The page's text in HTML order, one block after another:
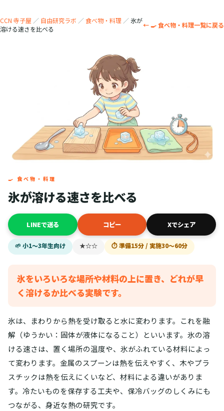
CCN 寺子屋 ／ 自由研究ラボ ／食べ物・料理 ／氷が
溶ける速さを比べる
← 🍳 食べ物・料理一覧に戻る
🍳 食べ物・料理
氷が溶ける速さを比べる
LINEで送る コピー Xでシェア
🌱 小1〜3年生向け ★☆☆ ⏱ 準備15分 / 実施30〜60分
氷をいろいろな場所や材料の上に置き、どれが早
く溶けるか比べる実験です。
氷は、まわりから熱を受け取ると水に変わります。これを融
解（ゆうかい：固体が液体になること）といいます。氷の溶
ける速さは、置く場所の温度や、氷がふれている材料によっ
て変わります。金属のスプーンは熱を伝えやすく、木やプラ
スチックは熱を伝えにくいなど、材料による違いがありま
す。冷たいものを保存する工夫や、保冷バッグのしくみにも
つながる、身近な熱の研究です。